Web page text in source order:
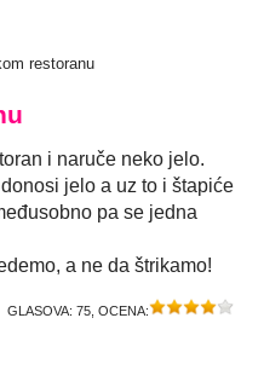
restoranu
i naruče neko jelo.
jelo a uz to i štapiće
pa se jedna
a ne da štrikamo!
GLASOVA: 75 , OCENA: